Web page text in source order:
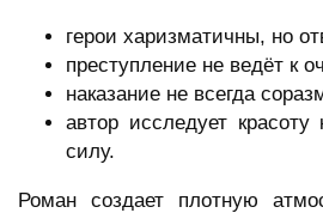
герои харизматичны, но
преступление не ведёт к
наказание не всегда
автор исследует красоту
силу.
Роман создает плотную